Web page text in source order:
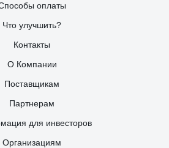
оплаты
Что улучшить?
Контакты
О Компании
Поставщикам
Партнерам
для инвесторов
Организациям